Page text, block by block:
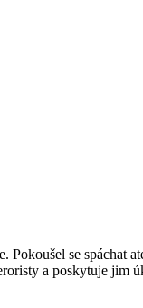
se spáchat
a poskytuje jim